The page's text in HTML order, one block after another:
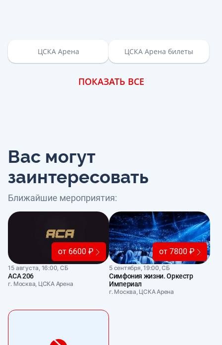
ЦСКА Арена ЦСКА Арена билеты
ПОКАЗАТЬ ВСЕ
Вас могут
заинтересовать
Ближайшие мероприятия:
от 6600 ₽
15 августа, 16:00, СБ
АСА 206
г. Москва, ЦСКА Арена
от 7800 ₽
5 сентября, 19:00, СБ
Симфония жизни. Оркестр
Империал
г. Москва, ЦСКА Арена